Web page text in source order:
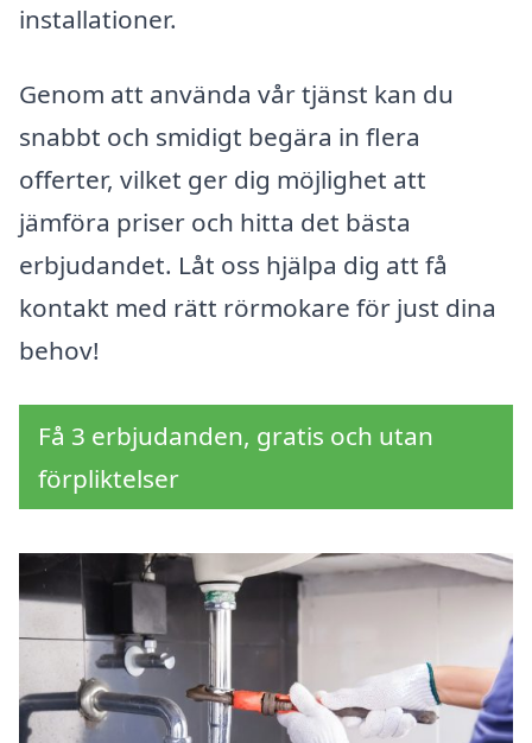
installationer.
Genom att använda vår tjänst kan du
snabbt och smidigt begära in flera
offerter, vilket ger dig möjlighet att
jämföra priser och hitta det bästa
erbjudandet. Låt oss hjälpa dig att få
kontakt med rätt rörmokare för just dina
behov!
Få 3 erbjudanden, gratis och utan
förpliktelser